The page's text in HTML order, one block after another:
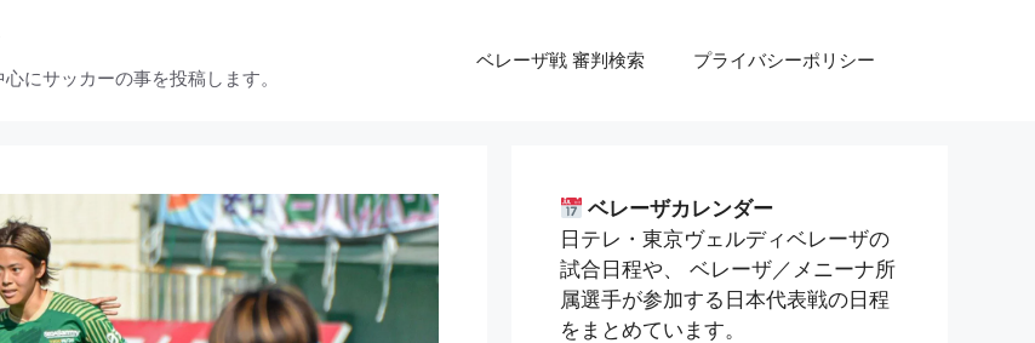
にサッカーの事を投稿します。
ベレーザ戦 審判検索 プライバシーポリシー
ベレーザカレンダー
日テレ・東京ヴェルディベレーザの
試合日程や、 ベレーザ／メニーナ所
属選手が参加する日本代表戦の日程
をまとめています。